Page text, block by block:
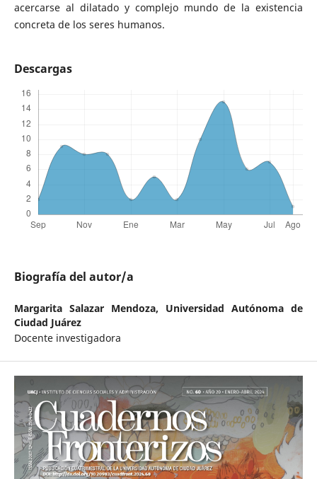
acercarse al dilatado y complejo mundo de la existencia
concreta de los seres humanos.
Descargas
Biografía del autor/a
Margarita Salazar Mendoza, Universidad Autónoma de
Ciudad Juárez
Docente investigadora